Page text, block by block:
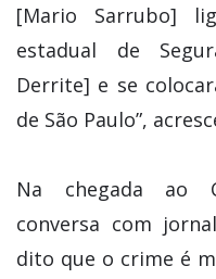
[Mario Sarrubo]
estadual de
Derrite] e se
de São Paulo”,
Na chegada ao
conversa com
dito que o crime é